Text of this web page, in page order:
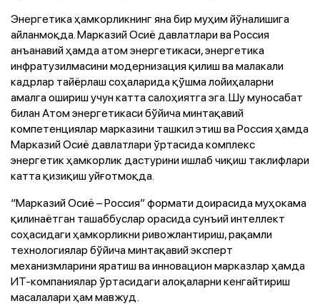
Энергетика ҳамкорликнинг яна бир муҳим йўналишига
айланмоқда. Марказий Осиё давлатлари ва Россия
анъанавий ҳамда атом энергетикаси, энергетика
инфратузилмасини модернизация қилиш ва малакали
кадрлар тайёрлаш соҳаларида қўшма лойиҳаларни
амалга ошириш учун катта салоҳиятга эга. Шу муносабат
билан Атом энергетикаси бўйича минтақавий
компетенциялар марказини ташкил этиш ва Россия ҳамда
Марказий Осиё давлатлари ўртасида комплекс
энергетик ҳамкорлик дастурини ишлаб чиқиш таклифлари
катта қизиқиш уйғотмоқда.
“Марказий Осиё – Россия” формати доирасида муҳокама
қилинаётган ташаббуслар орасида сунъий интеллект
соҳасидаги ҳамкорликни ривожлантириш, рақамли
технологиялар бўйича минтақавий эксперт
механизмларини яратиш ва инновацион марказлар ҳамда
ИТ-компаниялар ўртасидаги алоқаларни кенгайтириш
масалалари ҳам мавжуд.